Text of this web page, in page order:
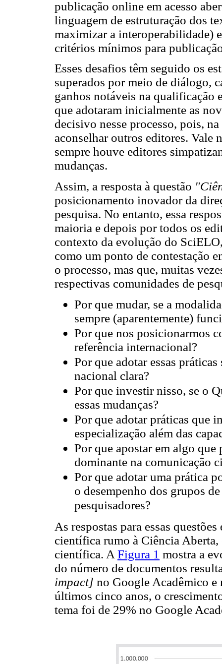
publicação online em acesso
linguagem de estruturação dos
maximizar a interoperabilidade)
critérios mínimos para
Esses desafios têm seguido os
superados por meio de diálogo,
ganhos notáveis na
que adotaram inicialmente as
decisivo nesse processo, pois,
aconselhar outros editores. Vale
sempre houve editores
mudanças.
Assim, a resposta à questão
posicionamento inovador da
pesquisa. No entanto, essa
maioria e depois por todos os
contexto da evolução do
como um ponto de contestação
o processo, mas que, muitas
respectivas comunidades de
Por que mudar, se a
sempre (aparentemente)
Por que nos posicionarmos
referência internacional?
Por que adotar essas
nacional clara?
Por que investir nisso, se o
essas mudanças?
Por que adotar práticas que
especialização além das
Por que apostar em algo
dominante na comunicação
Por que adotar uma prática
o desempenho dos grupos
pesquisadores?
As respostas para essas
científica rumo à Ciência
científica. A Figura 1 mostra a
do número de documentos
impact] no Google Acadêmico
últimos cinco anos, o
tema foi de 29% no Google